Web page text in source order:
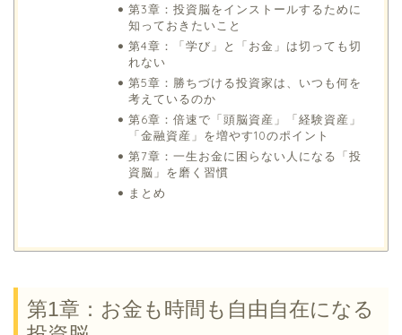
第3章：投資脳をインストールするために
知っておきたいこと
第4章：「学び」と「お金」は切っても切
れない
第5章：勝ちづける投資家は、いつも何を
考えているのか
第6章：倍速で「頭脳資産」「経験資産」
「金融資産」を増やす10のポイント
第7章：一生お金に困らない人になる「投
資脳」を磨く習慣
まとめ
第1章：お金も時間も自由自在になる